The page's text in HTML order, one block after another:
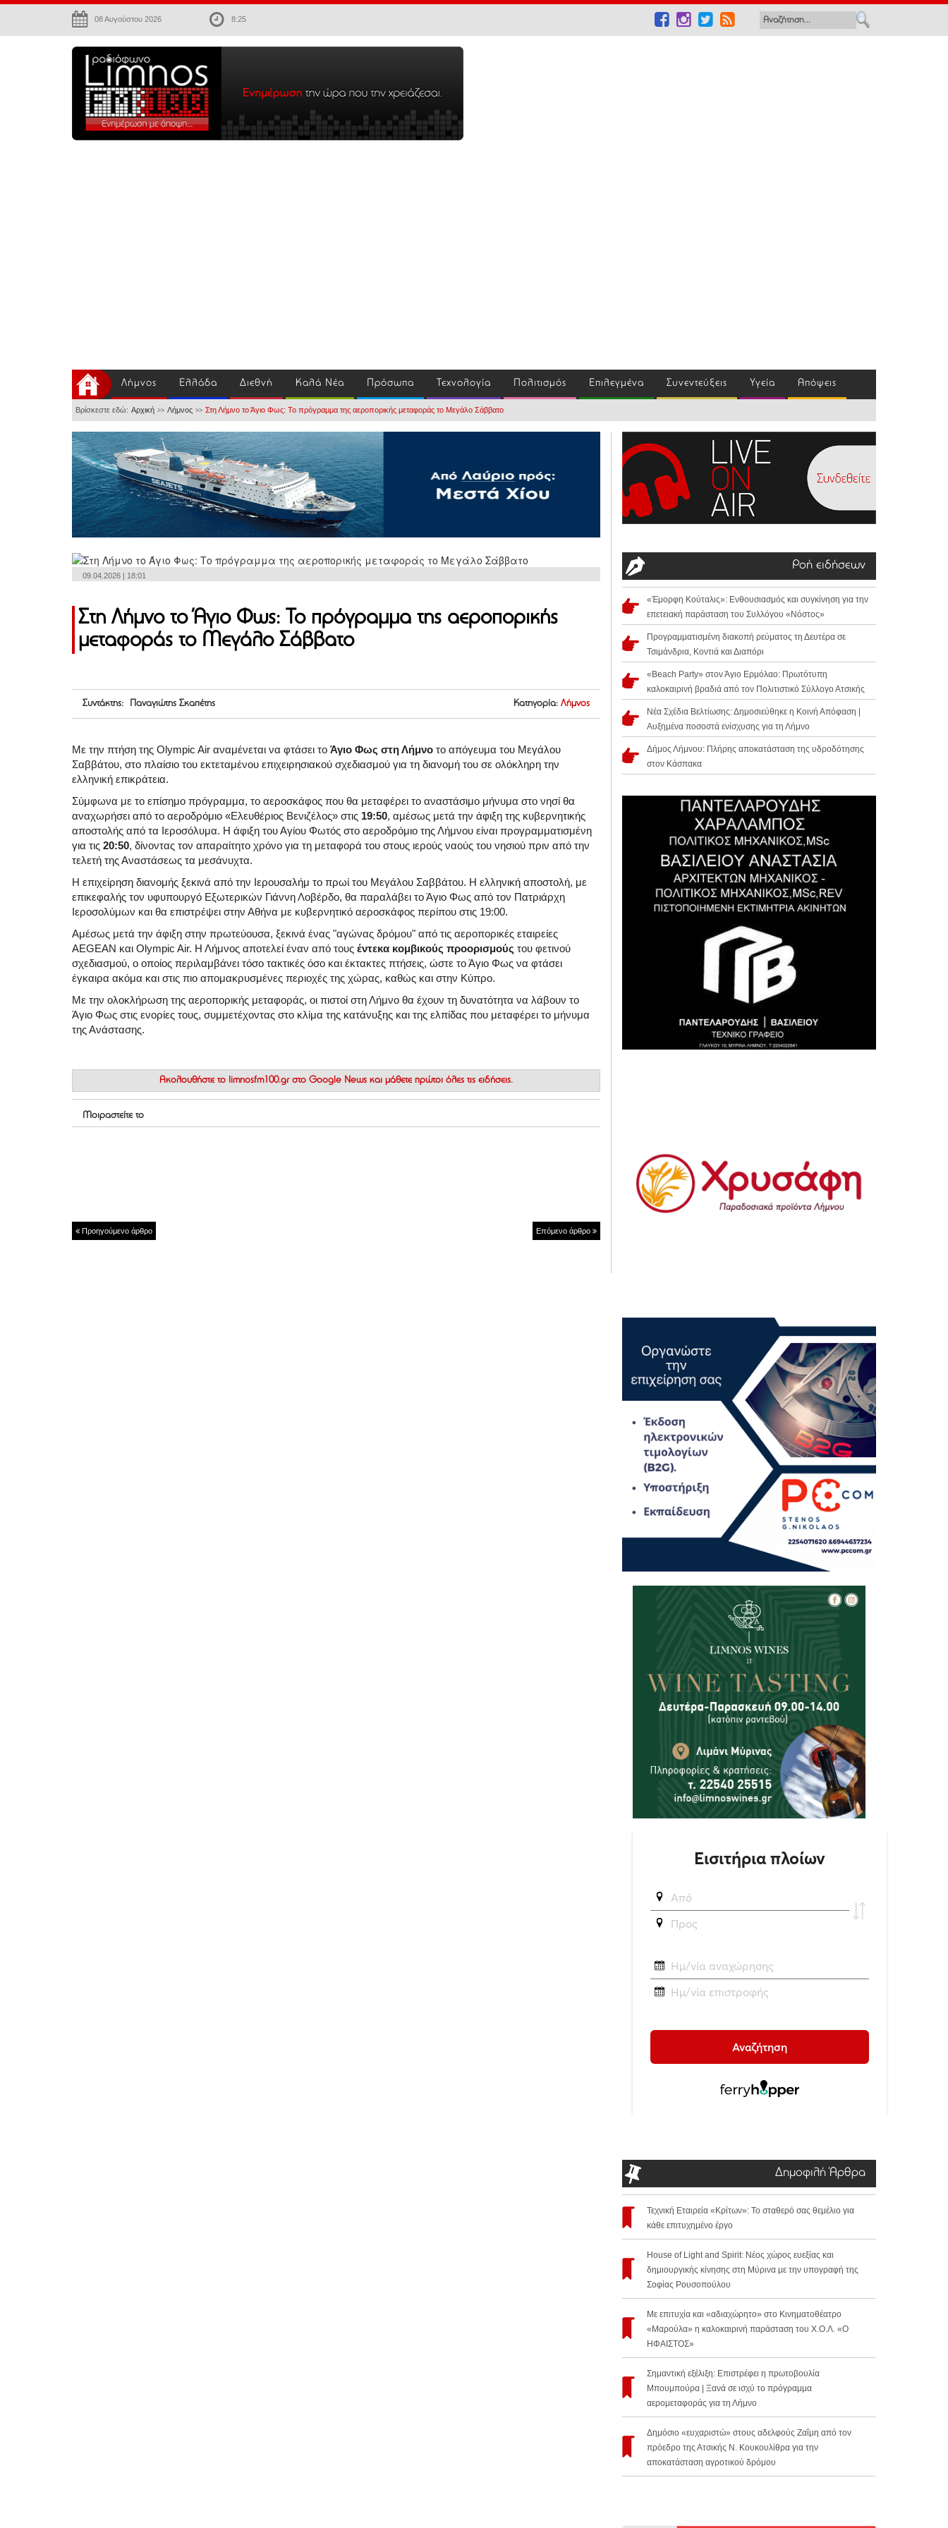
08 Αυγούστου 2026 8:25
Λήμνος Ελλάδα Διεθνή Καλά Νέα Πρόσωπα Τεχνολογία Πολιτισμός Επιλεγμένα Συνεντεύξεις Υγεία Απόψεις
Βρίσκεστε εδώ: Αρχική >> Λήμνος >> Στη Λήμνο το Άγιο Φως: Το πρόγραμμα της αεροπορικής μεταφοράς το Μεγάλο Σάββατο
09.04.2026 | 18:01
Στη Λήμνο το Άγιο Φως: Το πρόγραμμα της αεροπορικής
μεταφοράς το Μεγάλο Σάββατο
Συντάκτης: Παναγιώτης Σκαπέτης Κατηγορία: Λήμνος
Με την πτήση της Olympic Air αναμένεται να φτάσει το Άγιο Φως στη Λήμνο το απόγευμα του Μεγάλου
Σαββάτου, στο πλαίσιο του εκτεταμένου επιχειρησιακού σχεδιασμού για τη διανομή του σε ολόκληρη την
ελληνική επικράτεια.
Σύμφωνα με το επίσημο πρόγραμμα, το αεροσκάφος που θα μεταφέρει το αναστάσιμο μήνυμα στο νησί θα
αναχωρήσει από το αεροδρόμιο «Ελευθέριος Βενιζέλος» στις 19:50, αμέσως μετά την άφιξη της κυβερνητικής
αποστολής από τα Ιεροσόλυμα. Η άφιξη του Αγίου Φωτός στο αεροδρόμιο της Λήμνου είναι προγραμματισμένη
για τις 20:50, δίνοντας τον απαραίτητο χρόνο για τη μεταφορά του στους ιερούς ναούς του νησιού πριν από την
τελετή της Αναστάσεως τα μεσάνυχτα.
Η επιχείρηση διανομής ξεκινά από την Ιερουσαλήμ το πρωί του Μεγάλου Σαββάτου. Η ελληνική αποστολή, με
επικεφαλής τον υφυπουργό Εξωτερικών Γιάννη Λοβέρδο, θα παραλάβει το Άγιο Φως από τον Πατριάρχη
Ιεροσολύμων και θα επιστρέψει στην Αθήνα με κυβερνητικό αεροσκάφος περίπου στις 19:00.
Αμέσως μετά την άφιξη στην πρωτεύουσα, ξεκινά ένας "αγώνας δρόμου" από τις αεροπορικές εταιρείες
AEGEAN και Olympic Air. Η Λήμνος αποτελεί έναν από τους έντεκα κομβικούς προορισμούς του φετινού
σχεδιασμού, ο οποίος περιλαμβάνει τόσο τακτικές όσο και έκτακτες πτήσεις, ώστε το Άγιο Φως να φτάσει
έγκαιρα ακόμα και στις πιο απομακρυσμένες περιοχές της χώρας, καθώς και στην Κύπρο.
Με την ολοκλήρωση της αεροπορικής μεταφοράς, οι πιστοί στη Λήμνο θα έχουν τη δυνατότητα να λάβουν το
Άγιο Φως στις ενορίες τους, συμμετέχοντας στο κλίμα της κατάνυξης και της ελπίδας που μεταφέρει το μήνυμα
της Ανάστασης.
Ακολουθήστε το limnosfm100.gr στο Google News και μάθετε πρώτοι όλες τις ειδήσεις.
Μοιραστείτε το
Προηγούμενο άρθρο Επόμενο άρθρο
Ροή ειδήσεων
«Έμορφη Κούταλις»: Ενθουσιασμός και συγκίνηση για την
επετειακή παράσταση του Συλλόγου «Νόστος»
Προγραμματισμένη διακοπή ρεύματος τη Δευτέρα σε
Τσιμάνδρια, Κοντιά και Διαπόρι
«Beach Party» στον Άγιο Ερμόλαο: Πρωτότυπη
καλοκαιρινή βραδιά από τον Πολιτιστικό Σύλλογο Ατσικής
Νέα Σχέδια Βελτίωσης: Δημοσιεύθηκε η Κοινή Απόφαση |
Αυξημένα ποσοστά ενίσχυσης για τη Λήμνο
Δήμος Λήμνου: Πλήρης αποκατάσταση της υδροδότησης
στον Κάσπακα
Δημοφιλή Άρθρα
Τεχνική Εταιρεία «Κρίτων»: Το σταθερό σας θεμέλιο για
κάθε επιτυχημένο έργο
House of Light and Spirit: Νέος χώρος ευεξίας και
δημιουργικής κίνησης στη Μύρινα με την υπογραφή της
Σοφίας Ρουσοπούλου
Με επιτυχία και «αδιαχώρητο» στο Κινηματοθέατρο
«Μαρούλα» η καλοκαιρινή παράσταση του Χ.Ο.Λ. «Ο
ΗΦΑΙΣΤΟΣ»
Σημαντική εξέλιξη: Επιστρέφει η πρωτοβουλία
Μπουμπούρα | Ξανά σε ισχύ το πρόγραμμα
αερομεταφοράς για τη Λήμνο
Δημόσιο «ευχαριστώ» στους αδελφούς Ζαΐμη από τον
πρόεδρο της Ατσικής Ν. Κουκουλίθρα για την
αποκατάσταση αγροτικού δρόμου